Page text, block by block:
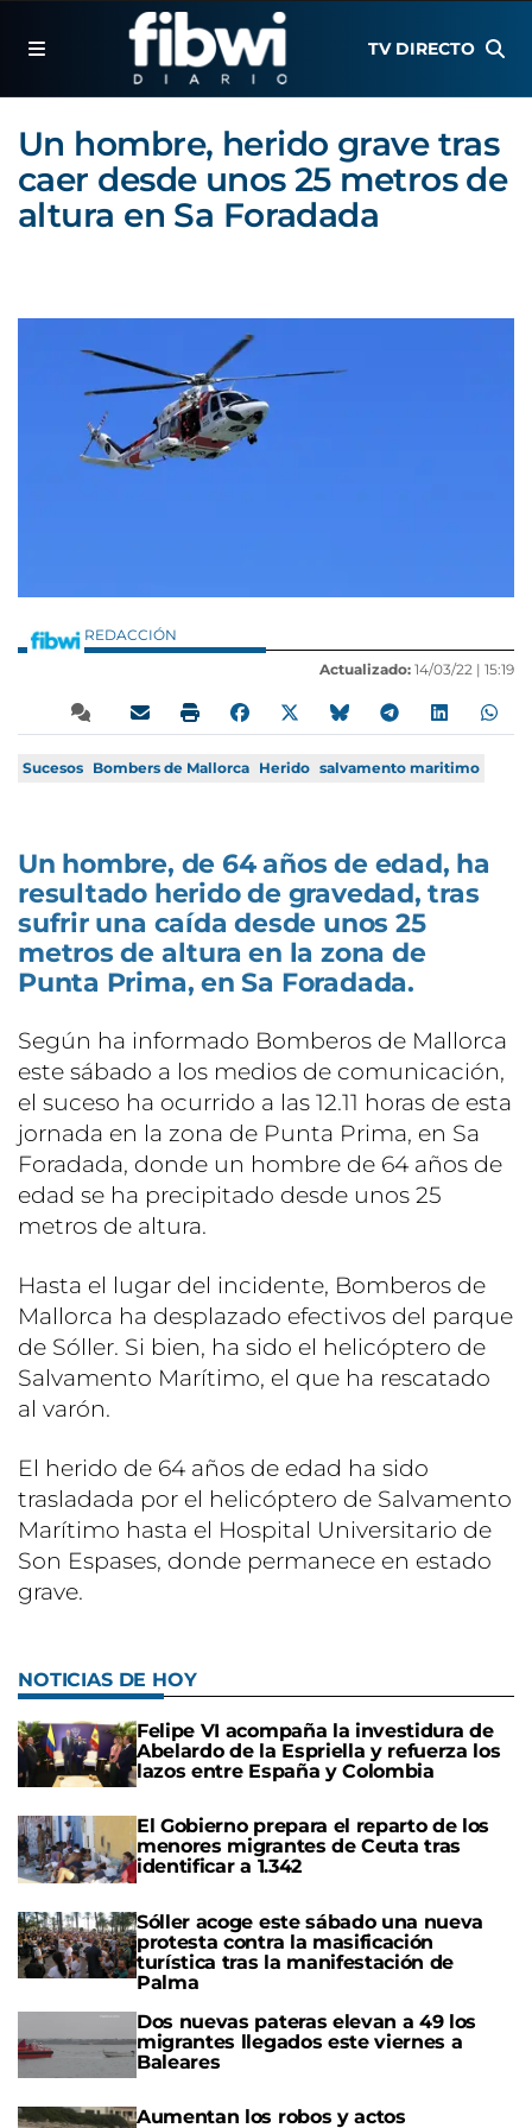
TV DIRECTO
Un hombre, herido grave tras
caer desde unos 25 metros de
altura en Sa Foradada
REDACCIÓN
Actualizado: 14/03/22 | 15:19
Sucesos Bombers de Mallorca Herido salvamento maritimo
Un hombre, de 64 años de edad, ha
resultado herido de gravedad, tras
sufrir una caída desde unos 25
metros de altura en la zona de
Punta Prima, en Sa Foradada.
Según ha informado Bomberos de Mallorca
este sábado a los medios de comunicación,
el suceso ha ocurrido a las 12.11 horas de esta
jornada en la zona de Punta Prima, en Sa
Foradada, donde un hombre de 64 años de
edad se ha precipitado desde unos 25
metros de altura.
Hasta el lugar del incidente, Bomberos de
Mallorca ha desplazado efectivos del parque
de Sóller. Si bien, ha sido el helicóptero de
Salvamento Marítimo, el que ha rescatado
al varón.
El herido de 64 años de edad ha sido
trasladada por el helicóptero de Salvamento
Marítimo hasta el Hospital Universitario de
Son Espases, donde permanece en estado
grave.
NOTICIAS DE HOY
Felipe VI acompaña la investidura de
Abelardo de la Espriella y refuerza los
lazos entre España y Colombia
El Gobierno prepara el reparto de los
menores migrantes de Ceuta tras
identificar a 1.342
Sóller acoge este sábado una nueva
protesta contra la masificación
turística tras la manifestación de
Palma
Dos nuevas pateras elevan a 49 los
migrantes llegados este viernes a
Baleares
Aumentan los robos y actos